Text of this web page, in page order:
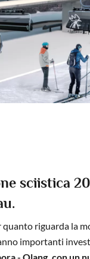
sciistica
riguarda la
importanti